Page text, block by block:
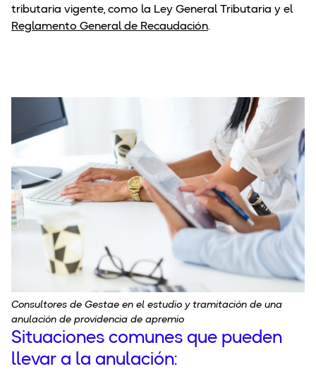
tributaria vigente, como la Ley General Tributaria y el
Reglamento General de Recaudación.
Consultores de Gestae en el estudio y tramitación de una
anulación de providencia de apremio
Situaciones comunes que pueden
llevar a la anulación: